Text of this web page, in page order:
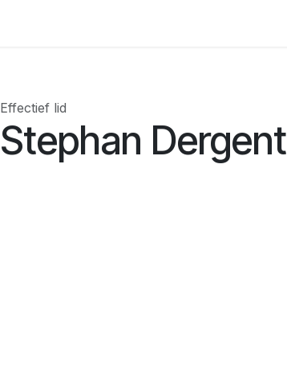
Effectief lid
Stephan Dergent